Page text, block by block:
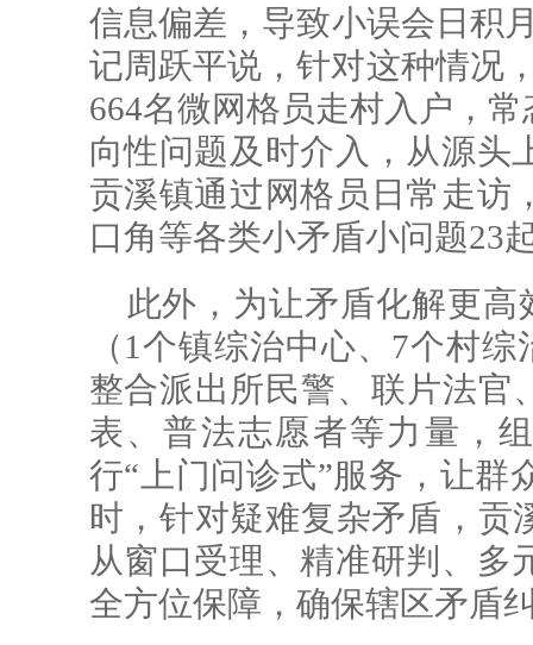
信息偏差，导致小误会日积
记周跃平说，针对这种情况
664名微网格员走村入户，
向性问题及时介入，从源头
贡溪镇通过网格员日常走访
口角等各类小矛盾小问题23
此外，为让矛盾化解更高
（1个镇综治中心、7个村
整合派出所民警、联片法官
表、普法志愿者等力量，
行“上门问诊式”服务，让群
时，针对疑难复杂矛盾，贡
从窗口受理、精准研判、多
全方位保障，确保辖区矛盾